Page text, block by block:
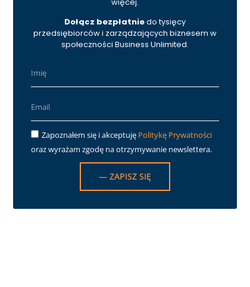
Dołącz bezpłatniedo tysięcy
przedsiębiorców i zarządzających biznesem w
społeczności Business Unlimited.
Zapoznałem się i akceptuję Politykę Prywatności
oraz wyrażam zgodę na otrzymywanie newslettera.
— ZAPISZ SIĘ